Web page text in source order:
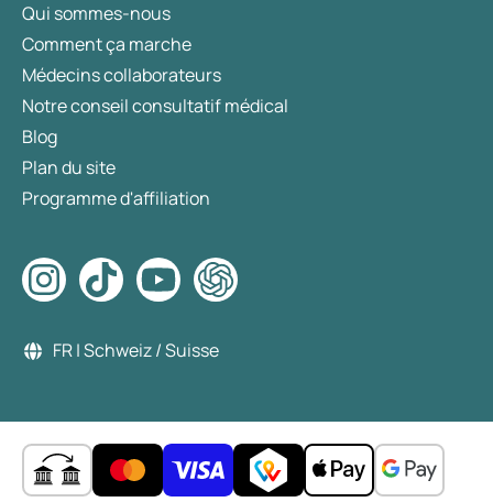
Qui sommes-nous
Comment ça marche
Médecins collaborateurs
Notre conseil consultatif médical
Blog
Plan du site
Programme d'affiliation
FR | Schweiz / Suisse